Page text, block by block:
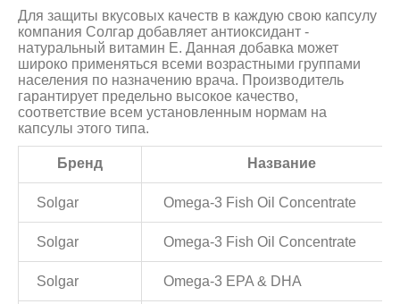
Для защиты вкусовых качеств в каждую свою капсулу
компания Солгар добавляет антиоксидант -
натуральный витамин Е. Данная добавка может
широко применяться всеми возрастными группами
населения по назначению врача. Производитель
гарантирует предельно высокое качество,
соответствие всем установленным нормам на
капсулы этого типа.
Бренд Название
Solgar Omega-3 Fish Oil Concentrate
Solgar Omega-3 Fish Oil Concentrate
Solgar Omega-3 EPA & DHA